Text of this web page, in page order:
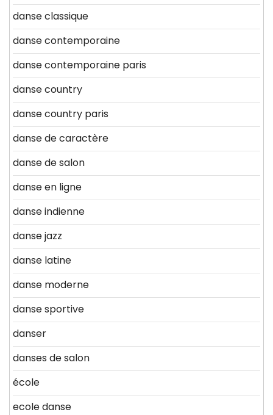
danse classique
danse contemporaine
danse contemporaine paris
danse country
danse country paris
danse de caractère
danse de salon
danse en ligne
danse indienne
danse jazz
danse latine
danse moderne
danse sportive
danser
danses de salon
école
ecole danse